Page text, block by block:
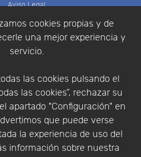
cookies propias y de
una mejor experiencia y
servicio.
las cookies pulsando el
las cookies”, rechazar su
apartado "Configuración" en
que puede verse
la experiencia de uso del
información sobre nuestra
Aviso Legal
de Privacidad
de compra
Identificarse
| Política de Privacidad |
de Cookies